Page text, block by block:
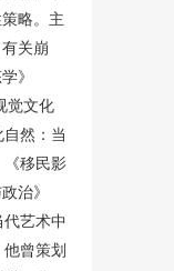
略。主
关崩
》
觉文化
然：当
《移民影
治》
代艺术中
曾策划